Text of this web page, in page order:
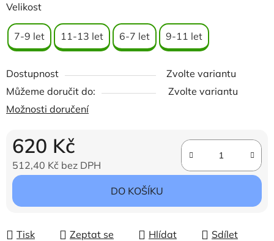
Velikost
7-9 let 11-13 let 6-7 let 9-11 let
Dostupnost
Zvolte variantu
Můžeme doručit do:
Zvolte variantu
Možnosti doručení
620 Kč
512,40 Kč bez DPH
Měrná cena:
DO KOŠÍKU
Tisk Zeptat se Hlídat Sdílet